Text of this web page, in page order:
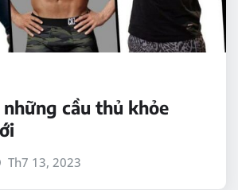
cầu thủ khỏe
Th7 13, 2023